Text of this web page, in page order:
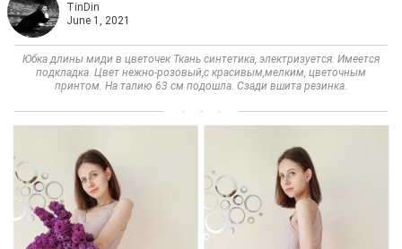
TinDin
June 1, 2021
Юбка длины миди в цветочек Ткань синтетика, электризуется. Имеется
подкладка. Цвет нежно-розовый,с красивым,мелким, цветочным
принтом. На талию 63 см подошла. Сзади вшита резинка.